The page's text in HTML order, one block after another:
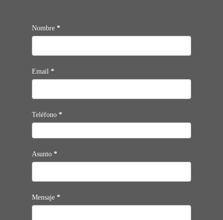
Contacto
Nombre *
Email *
Teléfono *
Asunto *
Mensaje *